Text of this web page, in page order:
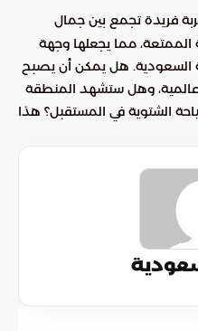
فريدة تجمع بين جمال
الممتعة، مما يجعلها وجهة
السعودية. هل يمكن أن يصبح
وهل ستشهد المنطقة
الشتوية في المستقبل؟ هذا